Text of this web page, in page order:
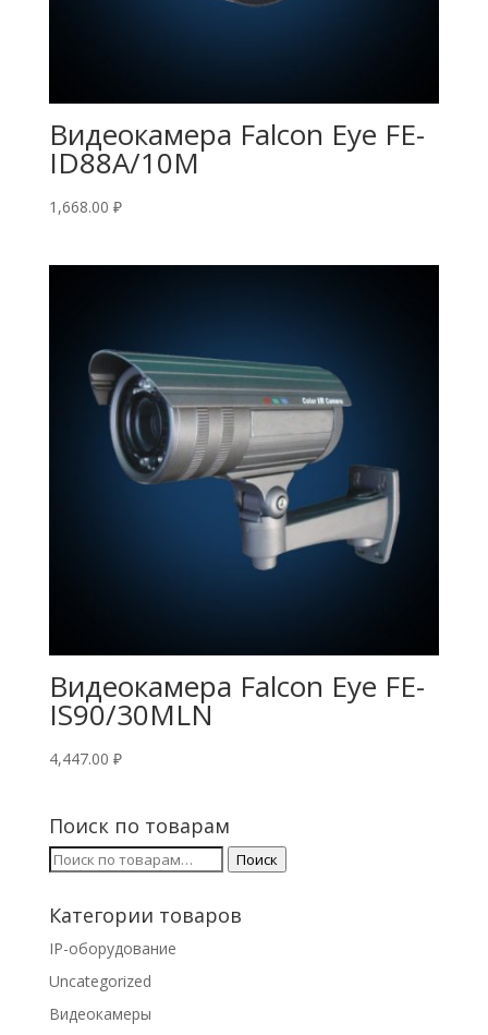
Видеокамера Falcon Eye FE-
ID88A/10M
1,668.00 ₽
Видеокамера Falcon Eye FE-
IS90/30MLN
4,447.00 ₽
Поиск по товарам
Искать: Поиск
Категории товаров
IP-оборудование
Uncategorized
Видеокамеры